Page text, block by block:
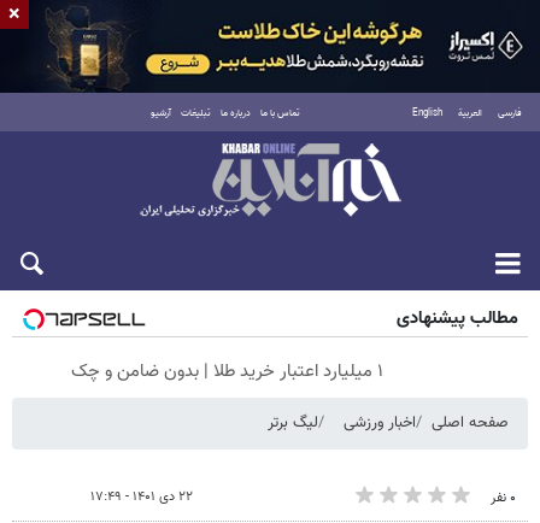
فارسی العربية English تماس با ما درباره ما تبلیغات آرشیو
پنجشنبه ۱۵ مرداد ۱۴۰۵
مطالب پیشنهادی
۱ میلیارد اعتبار خرید طلا | بدون ضامن و چک
صفحه اصلی اخبار ورزشی لیگ برتر
۰ نفر ۲۲ دی ۱۴۰۱ - ۱۷:۴۹
×